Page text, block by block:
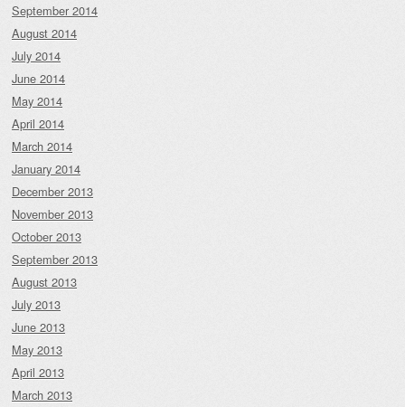
September 2014
August 2014
July 2014
June 2014
May 2014
April 2014
March 2014
January 2014
December 2013
November 2013
October 2013
September 2013
August 2013
July 2013
June 2013
May 2013
April 2013
March 2013